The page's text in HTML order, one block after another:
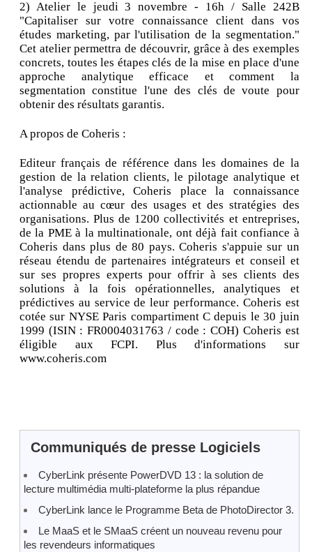
2) Atelier le jeudi 3 novembre - 16h / Salle 242B
"Capitaliser sur votre connaissance client dans vos
études marketing, par l'utilisation de la segmentation."
Cet atelier permettra de découvrir, grâce à des exemples
concrets, toutes les étapes clés de la mise en place d'une
approche analytique efficace et comment la
segmentation constitue l'une des clés de voute pour
obtenir des résultats garantis.
A propos de Coheris :
Editeur français de référence dans les domaines de la
gestion de la relation clients, le pilotage analytique et
l'analyse prédictive, Coheris place la connaissance
actionnable au cœur des usages et des stratégies des
organisations. Plus de 1200 collectivités et entreprises,
de la PME à la multinationale, ont déjà fait confiance à
Coheris dans plus de 80 pays. Coheris s'appuie sur un
réseau étendu de partenaires intégrateurs et conseil et
sur ses propres experts pour offrir à ses clients des
solutions à la fois opérationnelles, analytiques et
prédictives au service de leur performance. Coheris est
cotée sur NYSE Paris compartiment C depuis le 30 juin
1999 (ISIN : FR0004031763 / code : COH) Coheris est
éligible aux FCPI. Plus d'informations sur
www.coheris.com
Communiqués de presse Logiciels
CyberLink présente PowerDVD 13 : la solution de
lecture multimédia multi-plateforme la plus répandue
CyberLink lance le Programme Beta de PhotoDirector 3.
Le MaaS et le SMaaS créent un nouveau revenu pour
les revendeurs informatiques